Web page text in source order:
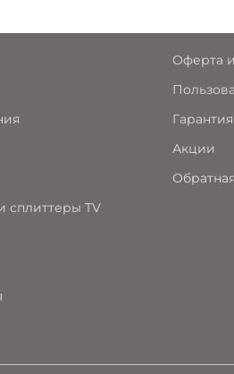
сплиттеры TV
Оферта
Гарантия
Акции